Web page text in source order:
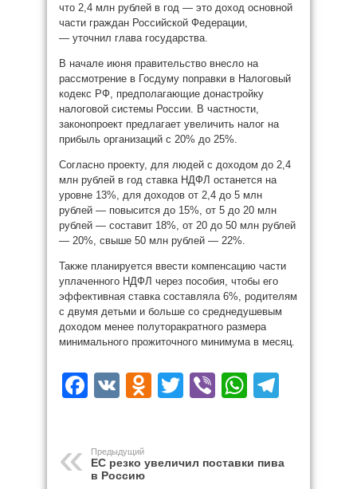
что 2,4 млн рублей в год — это доход основной
части граждан Российской Федерации,
— уточнил глава государства.
В начале июня правительство внесло на
рассмотрение в Госдуму поправки в Налоговый
кодекс РФ, предполагающие донастройку
налоговой системы России. В частности,
законопроект предлагает увеличить налог на
прибыль организаций с 20% до 25%.
Согласно проекту, для людей с доходом до 2,4
млн рублей в год ставка НДФЛ останется на
уровне 13%, для доходов от 2,4 до 5 млн
рублей — повысится до 15%, от 5 до 20 млн
рублей — составит 18%, от 20 до 50 млн рублей
— 20%, свыше 50 млн рублей — 22%.
Также планируется ввести компенсацию части
уплаченного НДФЛ через пособия, чтобы его
эффективная ставка составляла 6%, родителям
с двумя детьми и больше со среднедушевым
доходом менее полуторакратного размера
минимального прожиточного минимума в месяц.
Facebook
VK Odnoklassniki
Twitter
Viber
Предыдущий
ЕС резко увеличил поставки пива
в Россию